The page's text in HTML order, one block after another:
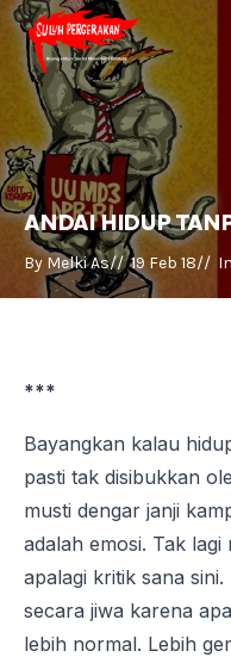
ANDAI HIDUP
By Melki As// 19 Feb 18//
***
Bayangkan kalau
pasti tak disibukkan
musti dengar janji
adalah emosi. Tak
apalagi kritik sana
secara jiwa karena
lebih normal. Lebih